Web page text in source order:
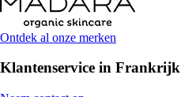
Ontdek al onze merken
Klantenservice in Frankrijk